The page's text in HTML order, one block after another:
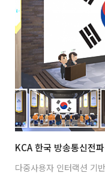
KCA 한국 방송통신전
다중사용자 인터랙션 기